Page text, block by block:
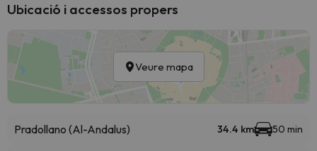
Ubicació i accessos propers
Veure mapa
Pradollano (Al-Andalus) 34.4 km 50 min